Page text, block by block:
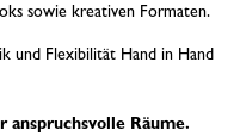
sowie kreativen Formaten.
und Flexibilität Hand in Hand
anspruchsvolle Räume.